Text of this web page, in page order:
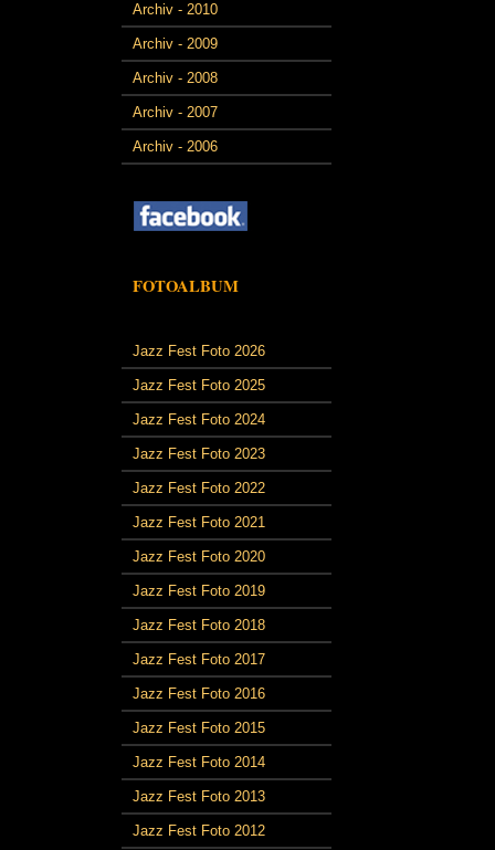
Archiv - 2010
Archiv - 2009
Archiv - 2008
Archiv - 2007
Archiv - 2006
FOTOALBUM
Jazz Fest Foto 2026
Jazz Fest Foto 2025
Jazz Fest Foto 2024
Jazz Fest Foto 2023
Jazz Fest Foto 2022
Jazz Fest Foto 2021
Jazz Fest Foto 2020
Jazz Fest Foto 2019
Jazz Fest Foto 2018
Jazz Fest Foto 2017
Jazz Fest Foto 2016
Jazz Fest Foto 2015
Jazz Fest Foto 2014
Jazz Fest Foto 2013
Jazz Fest Foto 2012